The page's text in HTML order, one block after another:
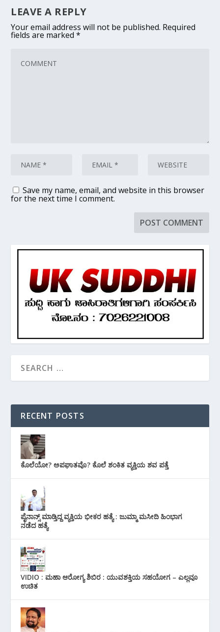
LEAVE A REPLY
Your email address will not be published. Required
fields are marked*
Save my name, email, and website in this browser
for the next time I comment.
RECENT POSTS
ಕೊಲೆಯೋ? ಅಪಘಾತವೊ? ಕೊಲೆ ಶಂಕಿತ ವ್ಯಕ್ತಿಯ ಶವ ಪತ್ತೆ
ಪೈನಾನ್ಸ್ ಮಾಡ್ತಿದ್ದ ವ್ಯಕ್ತಿಯ ಭೀಕರ‌ ಹತ್ಯೆ : ಜುಮ್ಮಾ ಮಸೀದಿ ಹಿಂಭಾಗ
ನಡೆದ ಹತ್ಯೆ
VIDIO : ಮಹಾ ಆರೋಗ್ಯ ಶಿಬಿರ : ಯುವಶಕ್ತಿಯ ಸಹಯೋಗ – ಎಲ್ಲವೂ
ಉಚಿತ